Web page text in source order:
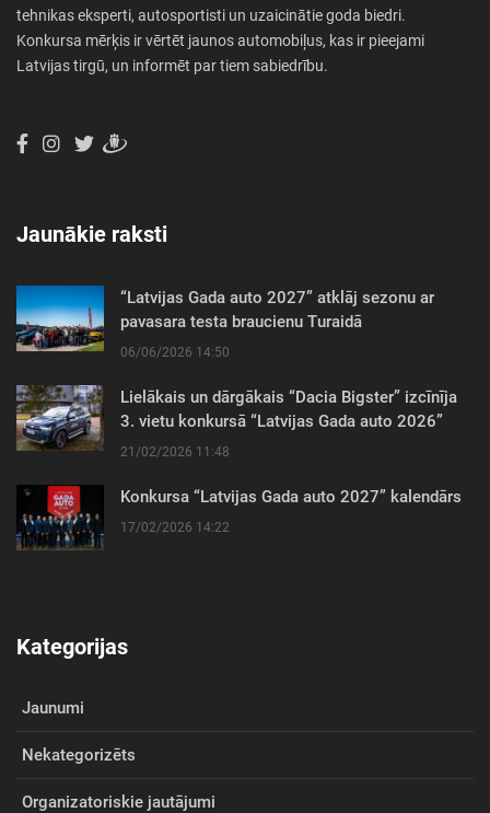
tehnikas eksperti, autosportisti un uzaicinātie goda biedri.
Konkursa mērķis ir vērtēt jaunos automobiļus, kas ir pieejami
Latvijas tirgū, un informēt par tiem sabiedrību.
Jaunākie raksti
“Latvijas Gada auto 2027” atklāj sezonu ar
pavasara testa braucienu Turaidā
06/06/2026 14:50
Lielākais un dārgākais “Dacia Bigster” izcīnīja
3. vietu konkursā “Latvijas Gada auto 2026”
21/02/2026 11:48
Konkursa “Latvijas Gada auto 2027” kalendārs
17/02/2026 14:22
Kategorijas
Jaunumi
Nekategorizēts
Organizatoriskie jautājumi